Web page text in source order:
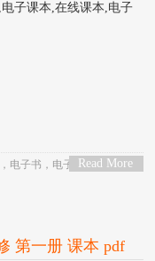
子课本,在线课本,电子
Read More
， 电子书 ， 电子教材， 电子
第一册 课本 pdf